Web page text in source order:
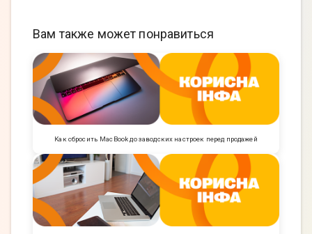
Вам также может понравиться
Как сбросить MacBook до заводских настроек перед продажей